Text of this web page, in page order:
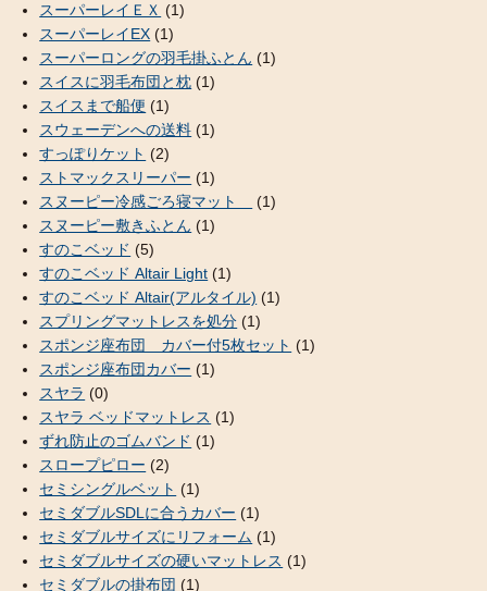
スーパーレイＥＸ (1)
スーパーレイEX (1)
スーパーロングの羽毛掛ふとん (1)
スイスに羽毛布団と枕 (1)
スイスまで船便 (1)
スウェーデンへの送料 (1)
すっぽりケット (2)
ストマックスリーパー (1)
スヌーピー冷感ごろ寝マット
(1)
スヌーピー敷きふとん (1)
すのこベッド (5)
すのこベッド Altair Light (1)
すのこベッド Altair(アルタイル) (1)
スプリングマットレスを処分 (1)
スポンジ座布団 カバー付5枚セット (1)
スポンジ座布団カバー (1)
スヤラ (0)
スヤラ ベッドマットレス (1)
ずれ防止のゴムバンド (1)
スロープピロー (2)
セミシングルベット (1)
セミダブルSDLに合うカバー (1)
セミダブルサイズにリフォーム (1)
セミダブルサイズの硬いマットレス (1)
セミダブルの掛布団 (1)